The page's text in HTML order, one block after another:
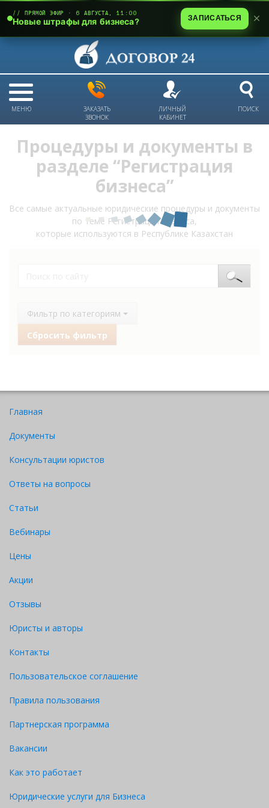
МЕНЮ
ЗАКАЗАТЬ
ЗВОНОК
ЛИЧНЫЙ
КАБИНЕТ
ПОИСК
Процедуры и документы в
разделе “Регистрация
бизнеса”
Все самые актуальные юридические процедуры и документы
по теме Регистрация бизнеса,
которые используются в Республике Казахстан
Фильтр по категориям
Сбросить фильтр
Главная
Документы
Консультации юристов
Ответы на вопросы
Статьи
Вебинары
Цены
Акции
Отзывы
Юристы и авторы
Контакты
Пользовательское соглашение
Правила пользования
Партнерская программа
Вакансии
Как это работает
Юридические услуги для Бизнеса
// ПРЯМОЙ ЭФИР · 6 АВГУСТА, 11:00
Новые штрафы для бизнеса? ЗАПИСАТЬСЯ